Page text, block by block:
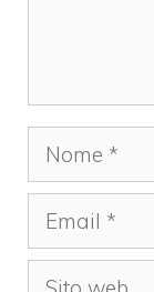
Nome
Email
Sito